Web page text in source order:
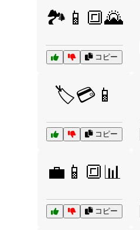
🏞️📱🔳🌄
コピー
🏷️💳📱
コピー
💼📱🔳📊
コピー